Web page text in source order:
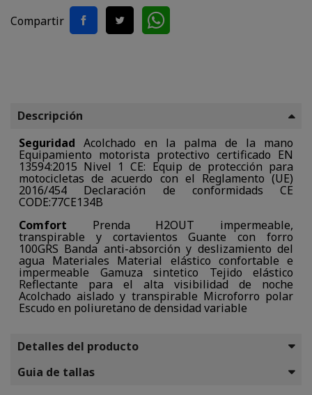
Compartir
Descripción
Seguridad Acolchado en la palma de la mano
Equipamiento motorista protectivo certificado EN
13594:2015 Nivel 1 CE: Equip de protección para
motocicletas de acuerdo con el Reglamento (UE)
2016/454 Declaración de conformidads CE
CODE:77CE134B
Comfort Prenda H2OUT impermeable,
transpirable y cortavientos Guante con forro
100GRS Banda anti-absorción y deslizamiento del
agua Materiales Material elástico confortable e
impermeable Gamuza sintetico Tejido elástico
Reflectante para el alta visibilidad de noche
Acolchado aislado y transpirable Microforro polar
Escudo en poliuretano de densidad variable
Detalles del producto
Guia de tallas